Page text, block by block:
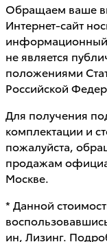
Обращаем ваше
Интернет-сайт
информационный
не является
положениями
Российской
Для получения
комплектации и
пожалуйста,
продажам
Москве.
* Данной
ин, Лизинг.